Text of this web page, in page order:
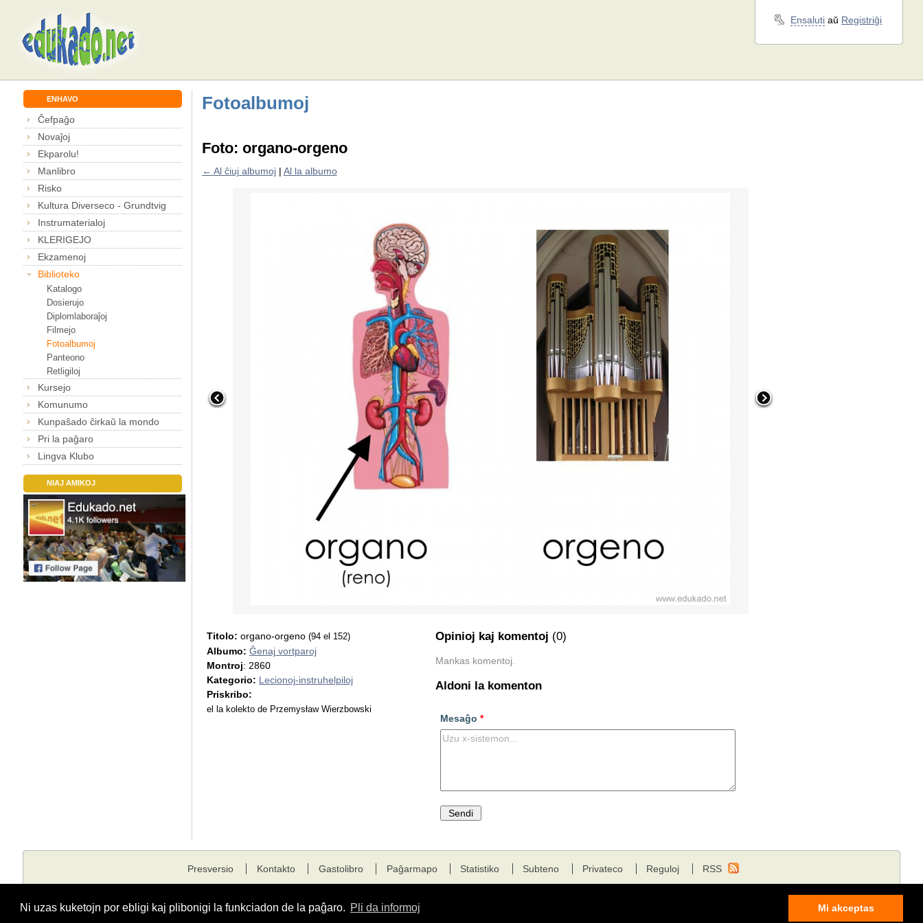
Ni uzas kuketojn por ebligi kaj plibonigi la funkciadon de la paĝaro. Pli da informoj Mi akceptas
Ensaluti aŭ Registriĝi
ENHAVO
Ĉefpaĝo
Novaĵoj
Ekparolu!
Manlibro
Risko
Kultura Diverseco - Grundtvig
Instrumaterialoj
KLERIGEJO
Ekzamenoj
Biblioteko
Katalogo
Dosierujo
Diplomlaboraĵoj
Filmejo
Fotoalbumoj
Panteono
Retligiloj
Kursejo
Komunumo
Kunpaŝado ĉirkaŭ la mondo
Pri la paĝaro
Lingva Klubo
NIAJ AMIKOJ
Fotoalbumoj
Foto: organo-orgeno
← Al ĉiuj albumoj| Al la albumo
Titolo: organo-orgeno (94 el 152)
Albumo: Ĝenaj vortparoj
Montroj: 2860
Kategorio: Lecionoj-instruhelpiloj
Priskribo:
el la kolekto de Przemysław Wierzbowski
Opinioj kaj komentoj (0)
Mankas komentoj.
Aldoni la komenton
Mesaĝo *
Presversio Kontakto Gastolibro Paĝarmapo Statistiko Subteno Privateco Reguloj RSS
Kopirajto © 2001 - 2026 edukado.net. Ĉiuj rajtoj rezervitaj.
Fondaĵo Edukado.net kunlabore kun